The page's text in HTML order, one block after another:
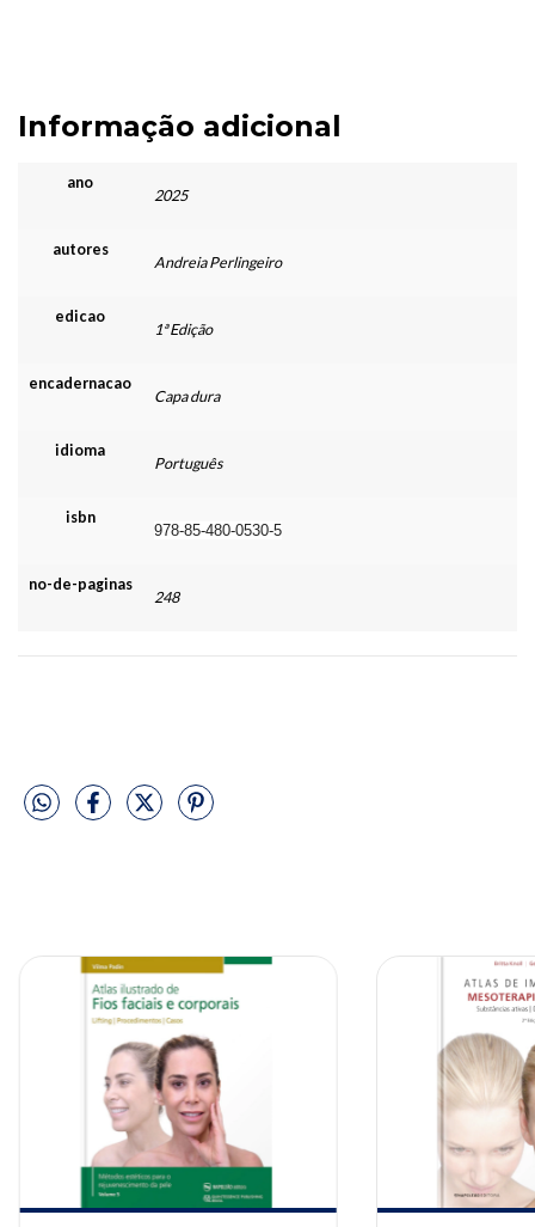
Informação adicional
ano
2025
autores
Andreia Perlingeiro
edicao
1ª Edição
encadernacao
Capa dura
idioma
Português
isbn
978-85-480-0530-5
no-de-paginas
248